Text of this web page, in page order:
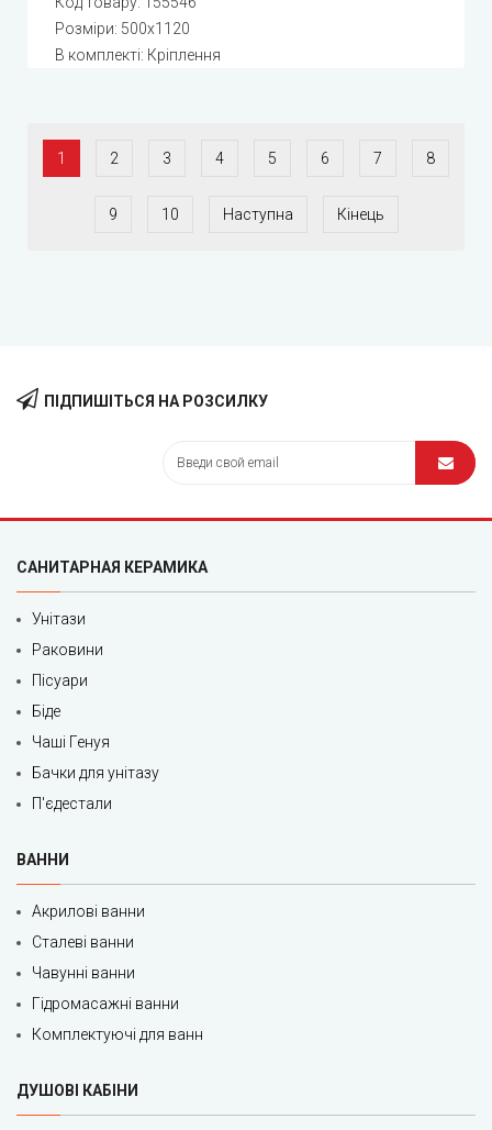
Розміри: 500x1120
В комплекті: Кріплення
1 2 3 4 5 6 7 8
9 10 Наступна Кінець
ПІДПИШІТЬСЯ НА РОЗСИЛКУ
САНИТАРНАЯ КЕРАМИКА
Унітази
Раковини
Пісуари
Біде
Чаші Генуя
Бачки для унітазу
П'єдестали
ВАННИ
Акрилові ванни
Сталеві ванни
Чавунні ванни
Гідромасажні ванни
Комплектуючі для ванн
ДУШОВІ КАБІНИ